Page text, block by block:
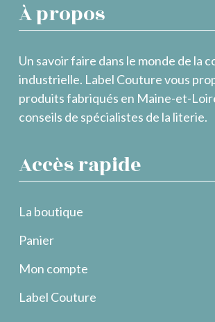
À propos
Un savoir faire dans le monde de la
industrielle. Label Couture vous
produits fabriqués en Maine-et-
conseils de spécialistes de la literie.
Accès rapide
La boutique
Panier
Mon compte
Label Couture